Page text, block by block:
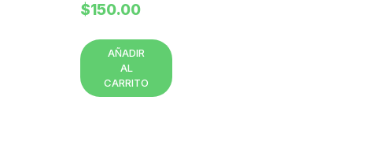
$150.00
AÑADIR
AL
CARRITO